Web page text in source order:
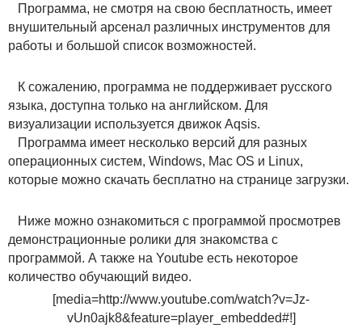
Программа, не смотря на свою бесплатность, имеет
внушительный арсенал различных инструментов для
работы и большой список возможностей.
К сожалению, программа не поддерживает русского
языка, доступна только на английском. Для
визуализации используется движок Aqsis.
Программа имеет несколько версий для разных
операционных систем, Windows, Mac OS и Linux,
которые можно скачать бесплатно на странице загрузки.
Ниже можно ознакомиться с программой просмотрев
демонстрационные ролики для знакомства с
программой. А также на Youtube есть некоторое
количество обучающий видео.
[media=http://www.youtube.com/watch?v=Jz-
vUn0ajk8&feature=player_embedded#!]